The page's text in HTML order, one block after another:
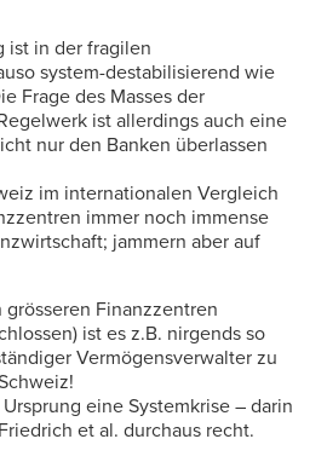
ist in der fragilen
system-destabilisierend wie
Frage des Masses der
ist allerdings auch eine
nur den Banken überlassen
im internationalen Vergleich
immer noch immense
jammern aber auf
Finanzzentren
ist es z.B. nirgends so
Vermögensverwalter zu
eine Systemkrise – darin
et al. durchaus recht.